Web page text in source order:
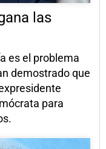
las
es el problema
demostrado que
para